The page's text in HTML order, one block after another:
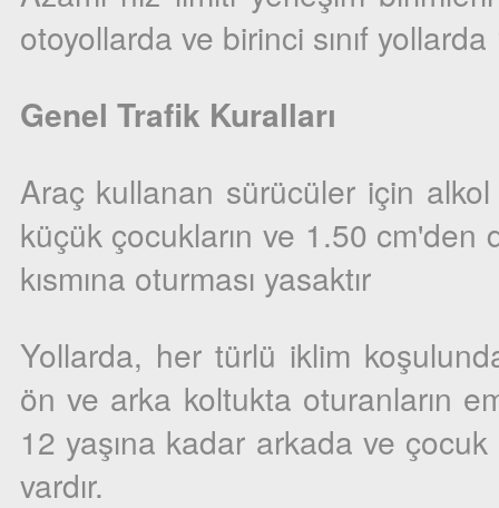
otoyollarda ve birinci sınıf
Genel Trafik Kuralları
Araç kullanan sürücüler için alkol
küçük çocukların ve 1.50 cm'den
kısmına oturması yasaktır
Yollarda, her türlü iklim
ön ve arka koltukta oturanların
12 yaşına kadar arkada ve
vardır.